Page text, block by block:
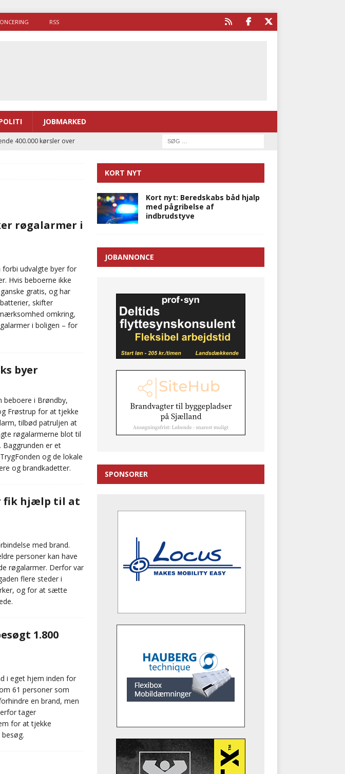
RSS
JOBMARKED
400.000 kørsler over
til mere kompleks
røgalarmer i
forbi udvalgte byer for
Hvis beboerne ikke
gratis, og har
skifter
omkring,
i boligen – for
byer
beboere i Brøndby,
Frøstrup for at tjekke
tilbød patruljen at
røgalarmerne blot til
Baggrunden er et
og de lokale
og brandkadetter.
fik hjælp til at
med brand.
personer kan have
røgalarmer. Derfor var
flere steder i
og for at sætte
1.800
i eget hjem inden for
61 personer som
en brand, men
tager
for at tjekke
KORT NYT
Kort nyt: Beredskabs båd hjalp
med pågribelse af
indbrudstyve
JOBANNONCE
SPONSORER